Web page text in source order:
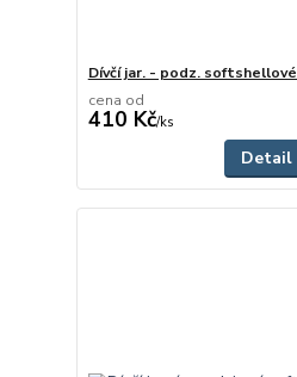
Dívčí jar. - podz.
cena od
410 Kč/ks
Detail